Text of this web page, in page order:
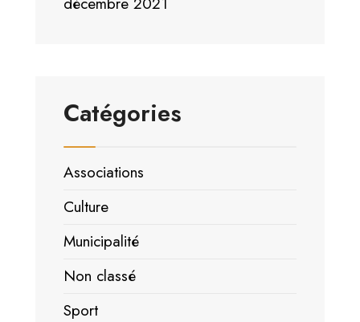
Catégories
Associations
Culture
Municipalité
Non classé
Sport